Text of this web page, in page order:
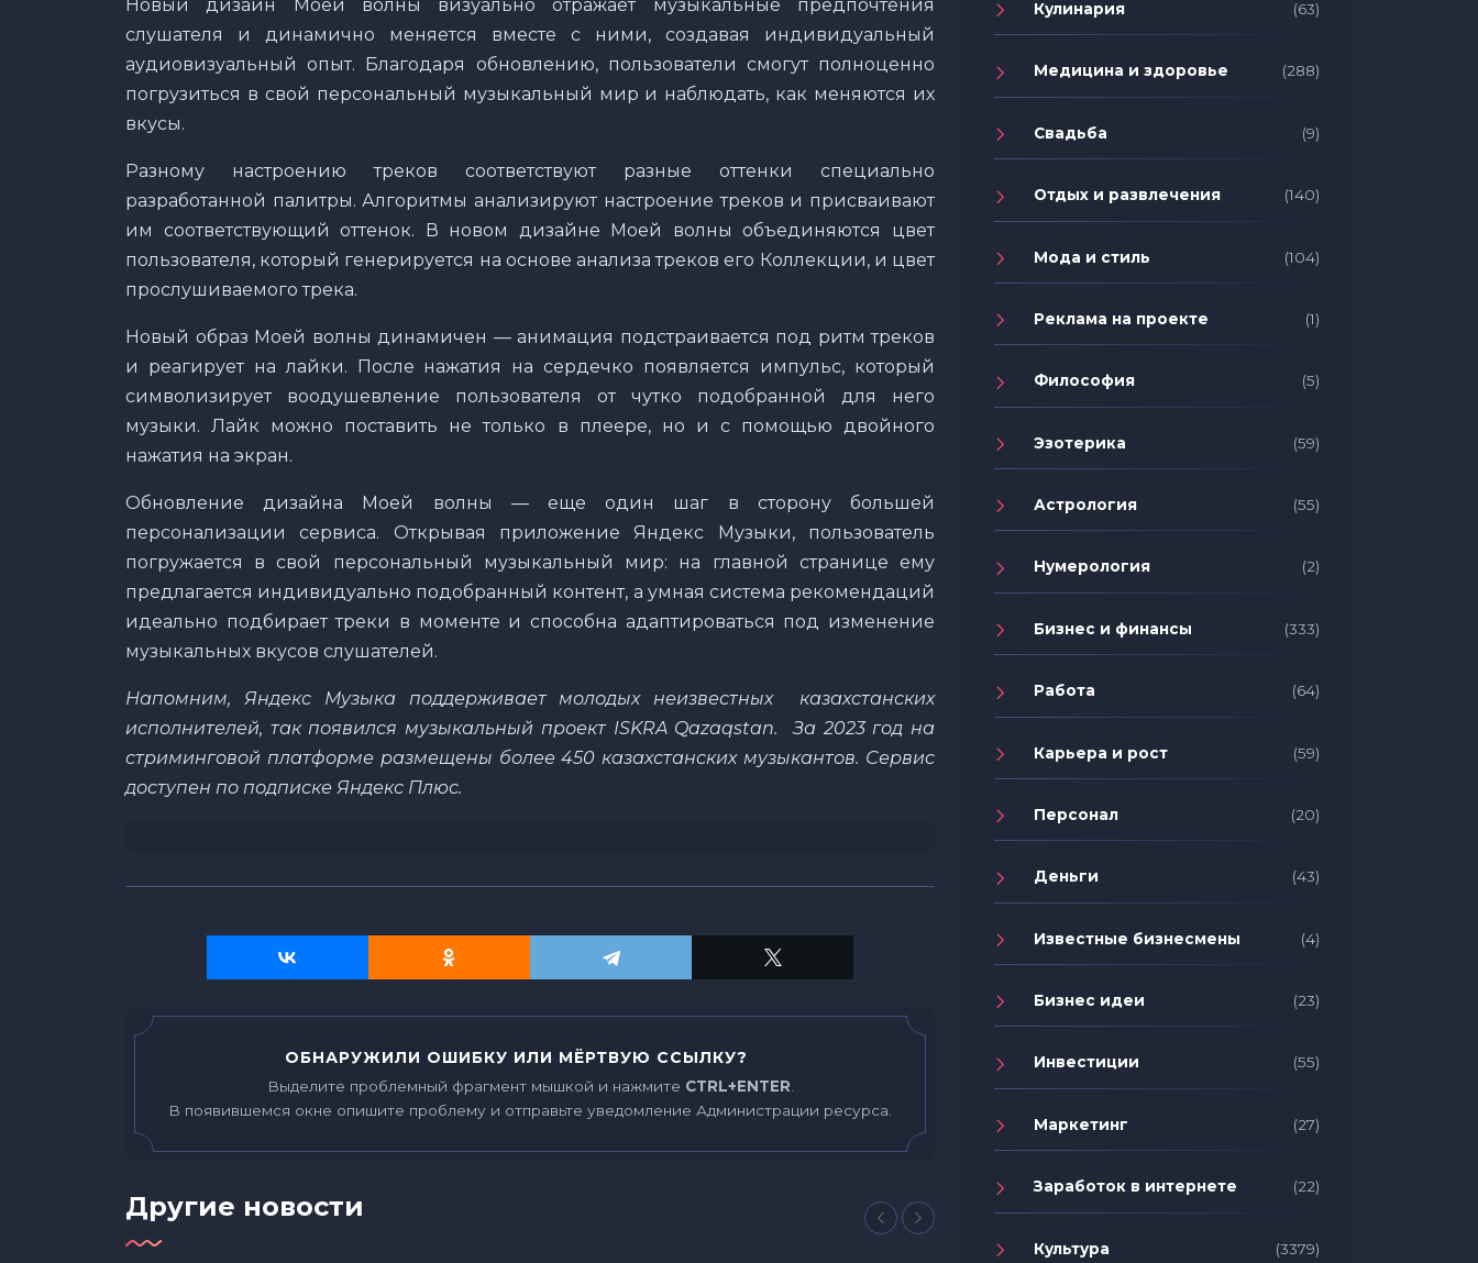
Новый дизайн Моей волны визуально отражает музыкальные предпочтения
слушателя и динамично меняется вместе с ними, создавая индивидуальный
аудиовизуальный опыт. Благодаря обновлению, пользователи смогут полноценно
погрузиться в свой персональный музыкальный мир и наблюдать, как меняются их
вкусы.
Разному настроению треков соответствуют разные оттенки специально
разработанной палитры. Алгоритмы анализируют настроение треков и присваивают
им соответствующий оттенок. В новом дизайне Моей волны объединяются цвет
пользователя, который генерируется на основе анализа треков его Коллекции, и цвет
прослушиваемого трека.
Новый образ Моей волны динамичен — анимация подстраивается под ритм треков
и реагирует на лайки. После нажатия на сердечко появляется импульс, который
символизирует воодушевление пользователя от чутко подобранной для него
музыки. Лайк можно поставить не только в плеере, но и с помощью двойного
нажатия на экран.
Обновление дизайна Моей волны — еще один шаг в сторону большей
персонализации сервиса. Открывая приложение Яндекс Музыки, пользователь
погружается в свой персональный музыкальный мир: на главной странице ему
предлагается индивидуально подобранный контент, а умная система рекомендаций
идеально подбирает треки в моменте и способна адаптироваться под изменение
музыкальных вкусов слушателей.
Напомним, Яндекс Музыка поддерживает молодых неизвестных казахстанских
исполнителей, так появился музыкальный проект ISKRA Qazaqstan. За 2023 год на
стриминговой платформе размещены более 450 казахстанских музыкантов. Сервис
доступен по подписке Яндекс Плюс.
ОБНАРУЖИЛИ ОШИБКУ ИЛИ МЁРТВУЮ ССЫЛКУ?
Выделите проблемный фрагмент мышкой и нажмите CTRL+ENTER
В появившемся окне опишите проблему и отправьте уведомление Администрации ресурса.
Другие новости
Кулинария (63)
Медицина и здоровье (288)
Свадьба (9)
Отдых и развлечения (140)
Мода и стиль (104)
Реклама на проекте (1)
Философия (5)
Эзотерика (59)
Астрология (55)
Нумерология (2)
Бизнес и финансы (333)
Работа (64)
Карьера и рост (59)
Персонал (20)
Деньги (43)
Известные бизнесмены (4)
Бизнес идеи (23)
Инвестиции (55)
Маркетинг (27)
Заработок в интернете (22)
Культура (3379)